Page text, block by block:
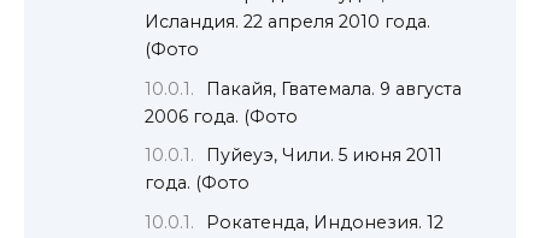
Исландия. 22 апреля 2010 года.
(Фото
Пакайя, Гватемала. 9 августа
2006 года. (Фото
Пуйеуэ, Чили. 5 июня 2011
года. (Фото
Рокатенда, Индонезия. 12